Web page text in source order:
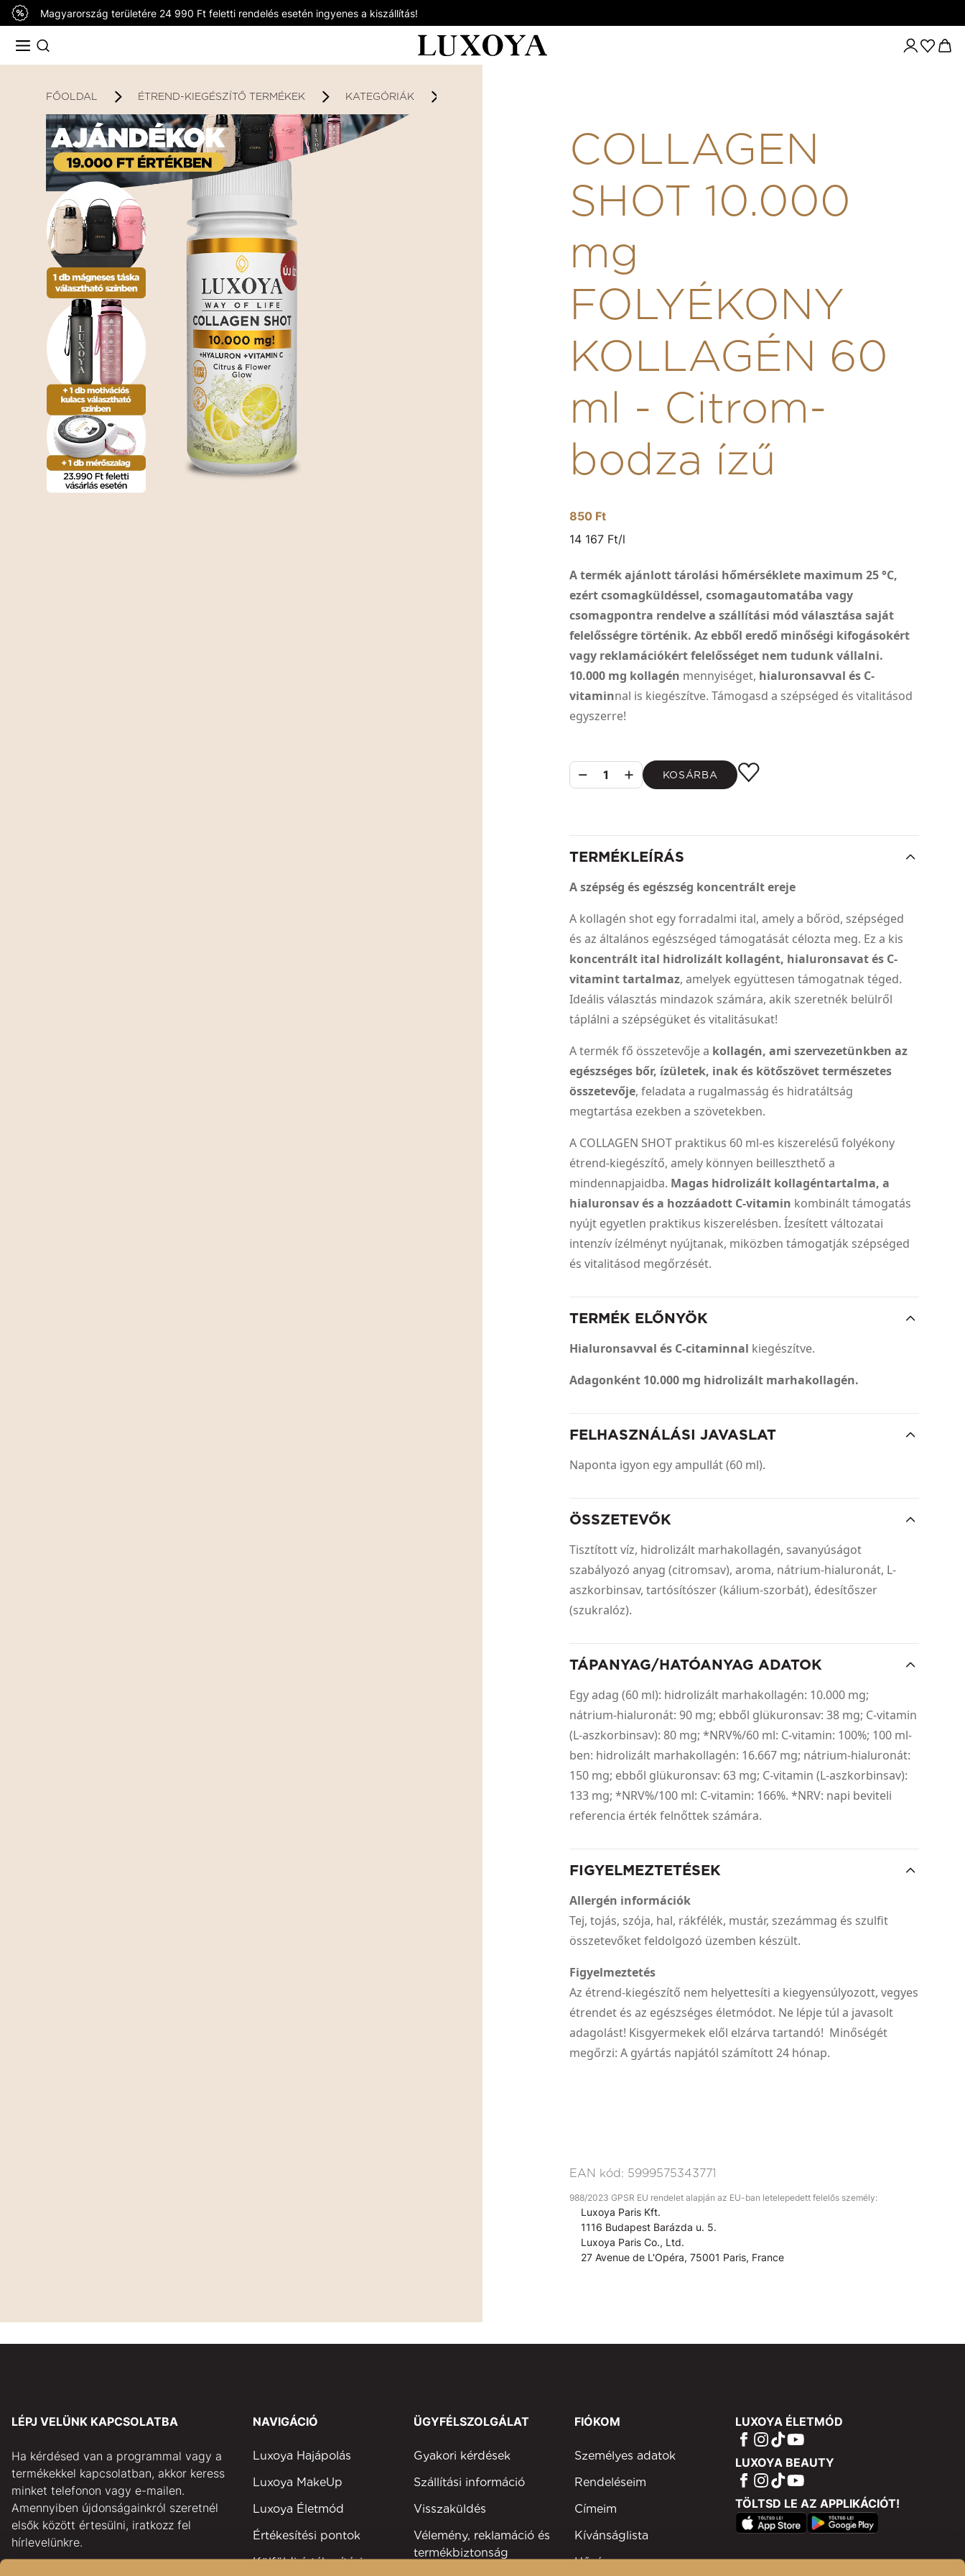
Magyarország területére 24 990 Ft feletti rendelés esetén ingyenes a kiszállítás!
FŐOLDAL ÉTREND-KIEGÉSZÍTŐ TERMÉKEK KATEGÓRIÁK
COLLAGEN
SHOT 10.000
mg
FOLYÉKONY
KOLLAGÉN 60
ml - Citrom-
bodza ízű
850 Ft
14 167 Ft/l
A termék ajánlott tárolási hőmérséklete maximum 25 °C,
ezért csomagküldéssel, csomagautomatába vagy
csomagpontra rendelve a szállítási mód választása saját
felelősségre történik. Az ebből eredő minőségi kifogásokért
vagy reklamációkért felelősséget nem tudunk vállalni.
10.000 mg kollagén mennyiséget, hialuronsavval és C-
vitaminnal is kiegészítve. Támogasd a szépséged és vitalitásod
egyszerre!
1 KOSÁRBA
TERMÉKLEÍRÁS
A szépség és egészség koncentrált ereje
A kollagén shot egy forradalmi ital, amely a bőröd, szépséged
és az általános egészséged támogatását célozta meg. Ez a kis
koncentrált ital hidrolizált kollagént, hialuronsavat és C-
vitamint tartalmaz, amelyek együttesen támogatnak téged.
Ideális választás mindazok számára, akik szeretnék belülről
táplálni a szépségüket és vitalitásukat!
A termék fő összetevője a kollagén, ami szervezetünkben az
egészséges bőr, ízületek, inak és kötőszövet természetes
összetevője, feladata a rugalmasság és hidratáltság
megtartása ezekben a szövetekben.
A COLLAGEN SHOT praktikus 60 ml-es kiszerelésű folyékony
étrend-kiegészítő, amely könnyen beilleszthető a
mindennapjaidba. Magas hidrolizált kollagéntartalma, a
hialuronsav és a hozzáadott C-vitamin kombinált támogatás
nyújt egyetlen praktikus kiszerelésben. Ízesített változatai
intenzív ízélményt nyújtanak, miközben támogatják szépséged
és vitalitásod megőrzését.
TERMÉK ELŐNYÖK
Hialuronsavval és C-citaminnal kiegészítve.
Adagonként 10.000 mg hidrolizált marhakollagén.
FELHASZNÁLÁSI JAVASLAT
Naponta igyon egy ampullát (60 ml).
ÖSSZETEVŐK
Tisztított víz, hidrolizált marhakollagén, savanyúságot
szabályozó anyag (citromsav), aroma, nátrium-hialuronát, L-
aszkorbinsav, tartósítószer (kálium-szorbát), édesítőszer
(szukralóz).
TÁPANYAG/HATÓANYAG ADATOK
Egy adag (60 ml): hidrolizált marhakollagén: 10.000 mg;
nátrium-hialuronát: 90 mg; ebből glükuronsav: 38 mg; C-vitamin
(L-aszkorbinsav): 80 mg; *NRV%/60 ml: C-vitamin: 100%; 100 ml-
ben: hidrolizált marhakollagén: 16.667 mg; nátrium-hialuronát:
150 mg; ebből glükuronsav: 63 mg; C-vitamin (L-aszkorbinsav):
133 mg; *NRV%/100 ml: C-vitamin: 166%. *NRV: napi beviteli
referencia érték felnőttek számára.
FIGYELMEZTETÉSEK
Allergén információk
Tej, tojás, szója, hal, rákfélék, mustár, szezámmag és szulfit
összetevőket feldolgozó üzemben készült.
Figyelmeztetés
Az étrend-kiegészítő nem helyettesíti a kiegyensúlyozott, vegyes
étrendet és az egészséges életmódot. Ne lépje túl a javasolt
adagolást! Kisgyermekek elől elzárva tartandó! Minőségét
megőrzi: A gyártás napjától számított 24 hónap.
EAN kód: 5999575343771
988/2023 GPSR EU rendelet alapján az EU-ban letelepedett felelős személy:
Luxoya Paris Kft.
1116 Budapest Barázda u. 5.
Luxoya Paris Co., Ltd.
27 Avenue de L'Opéra, 75001 Paris, France
LÉPJ VELÜNK KAPCSOLATBA
Ha kérdésed van a programmal vagy a
termékekkel kapcsolatban, akkor keress
minket telefonon vagy e-mailen.
Amennyiben újdonságainkról szeretnél
elsők között értesülni, iratkozz fel
hírlevelünkre.
NAVIGÁCIÓ
Luxoya Hajápolás
Luxoya MakeUp
Luxoya Életmód
Értékesítési pontok
Külföldi értékesítési
ÜGYFÉLSZOLGÁLAT
Gyakori kérdések
Szállítási információ
Visszaküldés
Vélemény, reklamáció és
termékbiztonság
FIÓKOM
Személyes adatok
Rendeléseim
Címeim
Kívánságlista
Hűségprogram
LUXOYA ÉLETMÓD
LUXOYA BEAUTY
TÖLTSD LE AZ APPLIKÁCIÓT!